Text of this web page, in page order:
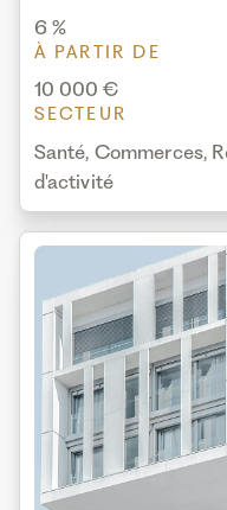
6 %
À PARTIR DE
10 000 €
SECTEUR
Santé, Commerces,
d'activité